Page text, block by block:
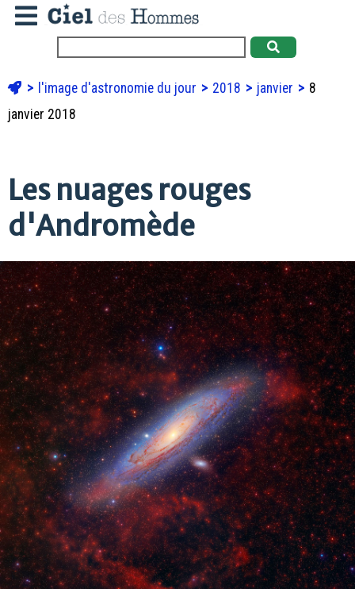
l'image d'astronomie du jour 2018 janvier
8
janvier 2018
Les nuages rouges
d'Andromède